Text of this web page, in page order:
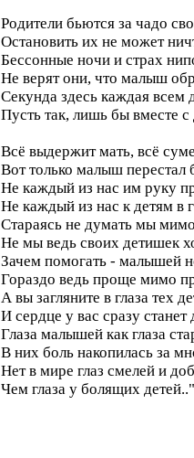
Родители бьются за чадо
Остановить их не может
Бессонные ночи и страх
Не верят они, что малыш
Секунда здесь каждая всем
Пусть так, лишь бы вместе с
Всё выдержит мать, всё
Вот только малыш перестал
Не каждый из нас им руку
Не каждый из нас к детям в
Стараясь не думать мы
Не мы ведь своих детишек
Зачем помогать - малышей
Гораздо ведь проще мимо
А вы загляните в глаза тех
И сердце у вас сразу станет
Глаза малышей как глаза
В них боль накопилась за
Нет в мире глаз смелей и
Чем глаза у болящих детей.."